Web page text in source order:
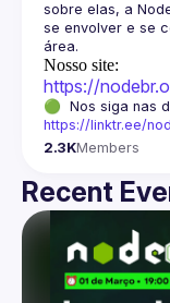
sobre elas, a
se envolver e se
Nosso site:
https://
https://linktr.ee/
2.3KMembers
Recent